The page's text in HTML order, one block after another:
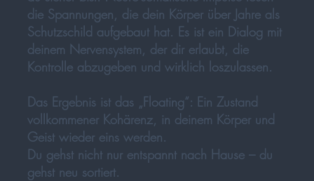
die Spannungen, die dein Körper über Jahre als
Schutzschild aufgebaut hat. Es ist ein Dialog mit
deinem Nervensystem, der dir erlaubt, die
Kontrolle abzugeben und wirklich loszulassen.
Das Ergebnis ist das „Floating“: Ein Zustand
vollkommener Kohärenz, in deinem Körper und
Geist wieder eins werden.
Du gehst nicht nur entspannt nach Hause – du
gehst neu sortiert.